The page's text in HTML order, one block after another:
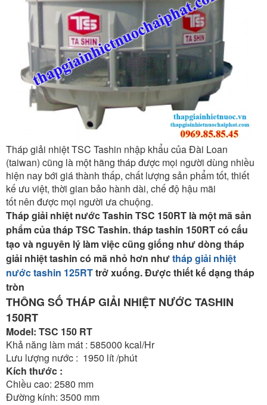
Tháp giải nhiệt TSC Tashin nhập khẩu của Đài Loan
(taiwan) cũng là một hãng tháp được mọi người dùng nhiều
hiện nay bới giá thành thấp, chất lượng sản phẩm tốt, thiết
kế ưu việt, thời gian bảo hành dài, chế độ hậu mãi
tốt nên được mọi người ưa chuộng.
Tháp giải nhiệt nước Tashin TSC 150RT là một mã sản
phẩm của tháp TSC Tashin. tháp tashin 150RT có cấu
tạo và nguyên lý làm việc cũng giống như dòng tháp
giải nhiệt tashin có mã nhỏ hơn nhưtháp giải nhiệt
nước tashin 125RTtrở xuống. Được thiết kế dạng tháp
tròn
THÔNG SỐ THÁP GIẢI NHIỆT NƯỚC TASHIN
150RT
Model: TSC 150 RT
Khả năng làm mát : 585000 kcal/Hr
Lưu lượng nước : 1950 lít /phút
Kích thước :
Chiều cao: 2580 mm
Đường kính: 3500 mm